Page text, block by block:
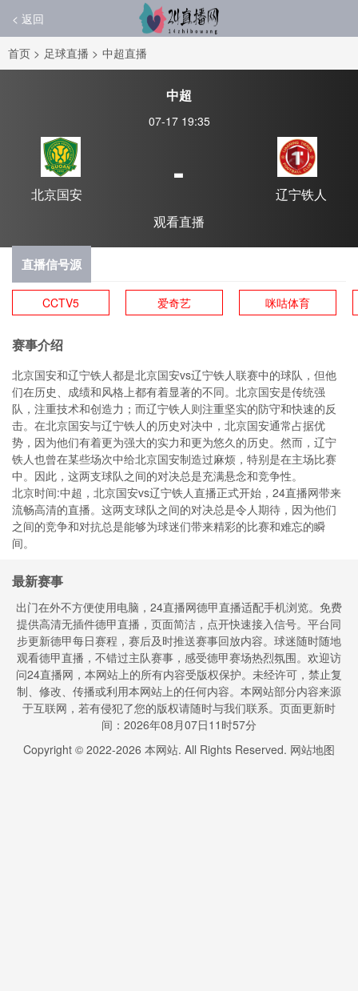
< 返回
首页 > 足球直播 > 中超直播
中超
07-17 19:35
北京国安
-
辽宁铁人
观看直播
直播信号源
CCTV5 爱奇艺 咪咕体育
赛事介绍
北京国安和辽宁铁人都是北京国安vs辽宁铁人联赛中的球队，但他
们在历史、成绩和风格上都有着显著的不同。北京国安是传统强
队，注重技术和创造力；而辽宁铁人则注重坚实的防守和快速的反
击。在北京国安与辽宁铁人的历史对决中，北京国安通常占据优
势，因为他们有着更为强大的实力和更为悠久的历史。然而，辽宁
铁人也曾在某些场次中给北京国安制造过麻烦，特别是在主场比赛
中。因此，这两支球队之间的对决总是充满悬念和竞争性。
北京时间:中超，北京国安vs辽宁铁人直播正式开始，24直播网带来
流畅高清的直播。这两支球队之间的对决总是令人期待，因为他们
之间的竞争和对抗总是能够为球迷们带来精彩的比赛和难忘的瞬
间。
最新赛事
出门在外不方便使用电脑，24直播网德甲直播适配手机浏览。免费
提供高清无插件德甲直播，页面简洁，点开快速接入信号。平台同
步更新德甲每日赛程，赛后及时推送赛事回放内容。球迷随时随地
观看德甲直播，不错过主队赛事，感受德甲赛场热烈氛围。欢迎访
问24直播网，本网站上的所有内容受版权保护。未经许可，禁止复
制、修改、传播或利用本网站上的任何内容。本网站部分内容来源
于互联网，若有侵犯了您的版权请随时与我们联系。页面更新时
间：2026年08月07日11时57分
Copyright © 2022-2026 本网站. All Rights Reserved. 网站地图